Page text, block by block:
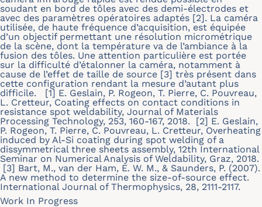
soudant en bord de tôles avec des demi-électrodes et
avec des paramètres opératoires adaptés [2]. La caméra
utilisée, de haute fréquence d’acquisition, est équipée
d’un objectif permettant une résolution micrométrique
de la scène, dont la température va de l’ambiance à la
fusion des tôles. Une attention particulière est portée
sur la difficulté d’étalonner la caméra, notamment à
cause de l’effet de taille de source [3] très présent dans
cette configuration rendant la mesure d’autant plus
difficile. [1] E. Geslain, P. Rogeon, T. Pierre, C. Pouvreau,
L. Cretteur, Coating effects on contact conditions in
resistance spot weldability, Journal of Materials
Processing Technology, 253, 160-167, 2018. [2] E. Geslain,
P. Rogeon, T. Pierre, C. Pouvreau, L. Cretteur, Overheating
induced by Al-Si coating during spot welding of a
dissymmetrical three sheets assembly, 12th International
Seminar on Numerical Analysis of Weldability, Graz, 2018.
[3] Bart, M., van der Ham, E. W. M., & Saunders, P. (2007).
A new method to determine the size-of-source effect.
International Journal of Thermophysics, 28, 2111-2117.
Work In Progress